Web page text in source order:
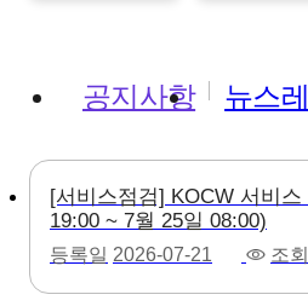
공지사항 뉴스
[서비스점검] KOCW 서비
19:00 ~ 7월 25일 08:00)
등록일 2026-07-21 조